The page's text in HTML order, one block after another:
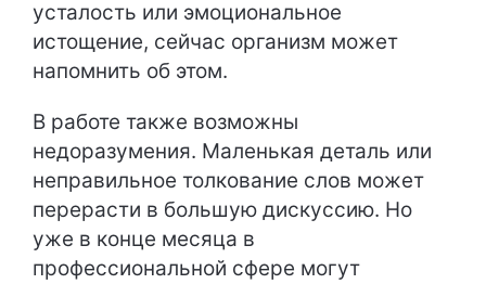
усталость или эмоциональное
истощение, сейчас организм может
напомнить об этом.
В работе также возможны
недоразумения. Маленькая деталь или
неправильное толкование слов может
перерасти в большую дискуссию. Но
уже в конце месяца в
профессиональной сфере могут